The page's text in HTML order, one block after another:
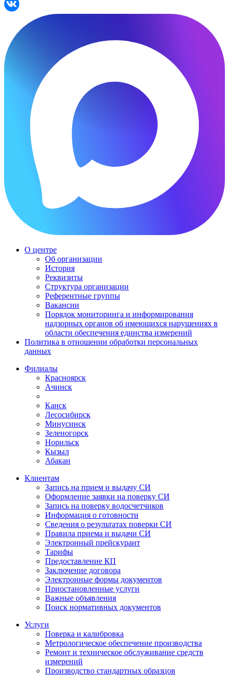
О центре
Об организации
История
Реквизиты
Структура организации
Референтные группы
Вакансии
Порядок мониторинга и информирования
надзорных органов об имеющихся нарушениях в
области обеспечения единства измерений
Политика в отношении обработки персональных
данных
Филиалы
Красноярск
Ачинск
Канск
Лесосибирск
Минусинск
Зеленогорск
Норильск
Кызыл
Абакан
Клиентам
Запись на прием и выдачу СИ
Оформление заявки на поверку СИ
Запись на поверку водосчетчиков
Информация о готовности
Сведения о результатах поверки СИ
Правила приема и выдачи СИ
Электронный прейскурант
Тарифы
Предоставление КП
Заключение договора
Электронные формы документов
Приостановленные услуги
Важные объявления
Поиск нормативных документов
Услуги
Поверка и калибровка
Метрологическое обеспечение производства
Ремонт и техническое обслуживание средств
измерений
Производство стандартных образцов